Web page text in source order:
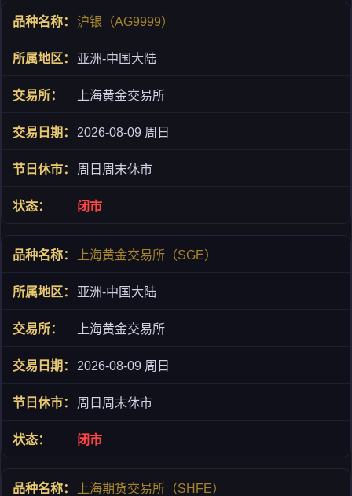
沪银（AG9999）
亚洲-中国大陆
上海黄金交易所
2026-08-09 周日
周日周末休市
闭市
上海黄金交易所（SGE）
亚洲-中国大陆
上海黄金交易所
2026-08-09 周日
周日周末休市
闭市
上海期货交易所（SHFE）